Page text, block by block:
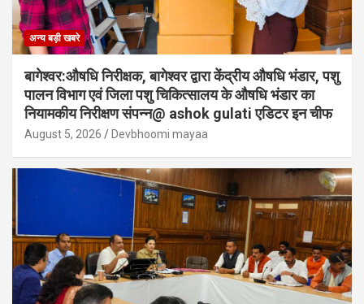
अन्य बड़ी खबरे
बागेश्वर:औषधि निरीक्षक, बागेश्वर द्वारा केंद्रीय औषधि भंडार, पशु
पालन विभाग एवं जिला पशु चिकित्सालय के औषधि भंडार का
नियामकीय निरीक्षण संपन्न@ ashok gulati एडिटर इन चीफ
August 5, 2026 Devbhoomi mayaa